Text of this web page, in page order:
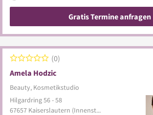
Gratis Termine anfragen
Amela Hodzic
Beauty, Kosmetikstudio
0
Hilgardring 56 - 58
67657 Kaiserslautern (Innenstadt)